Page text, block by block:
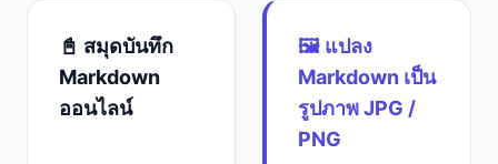
📓 สมุดบันทึก
Markdown
ออนไลน์
🖼️ แปลง
Markdown เป็น
รูปภาพ JPG /
PNG